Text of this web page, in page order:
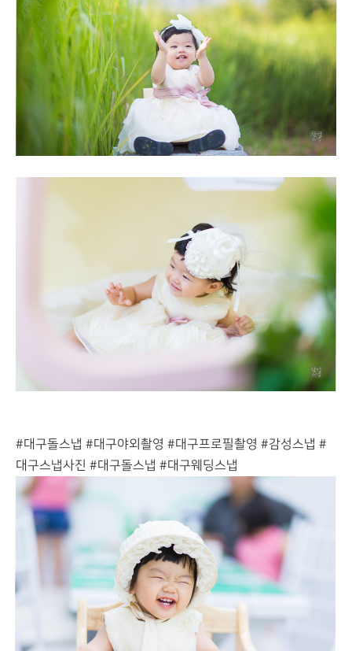
#대구돌스냅 #대구야외촬영 #대구프로필촬영 #감성스냅 #
대구스냅사진 #대구돌스냅 #대구웨딩스냅